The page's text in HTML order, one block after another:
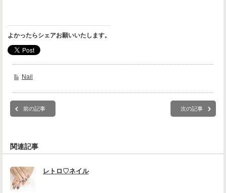
よかったらシェアお願いいたします。
Nail
前の記事 次の記事
関連記事
レトロ♡ネイル